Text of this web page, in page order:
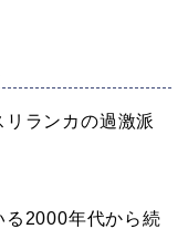
リランカの過激派
る2000年代から続